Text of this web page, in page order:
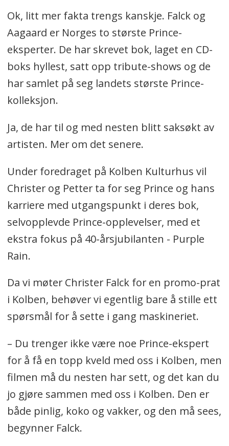
Ok, litt mer fakta trengs kanskje. Falck og
Aagaard er Norges to største Prince-
eksperter. De har skrevet bok, laget en CD-
boks hyllest, satt opp tribute-shows og de
har samlet på seg landets største Prince-
kolleksjon.
Ja, de har til og med nesten blitt saksøkt av
artisten. Mer om det senere.
Under foredraget på Kolben Kulturhus vil
Christer og Petter ta for seg Prince og hans
karriere med utgangspunkt i deres bok,
selvopplevde Prince-opplevelser, med et
ekstra fokus på 40-årsjubilanten - Purple
Rain.
Da vi møter Christer Falck for en promo-prat
i Kolben, behøver vi egentlig bare å stille ett
spørsmål for å sette i gang maskineriet.
– Du trenger ikke være noe Prince-ekspert
for å få en topp kveld med oss i Kolben, men
filmen må du nesten har sett, og det kan du
jo gjøre sammen med oss i Kolben. Den er
både pinlig, koko og vakker, og den må sees,
begynner Falck.